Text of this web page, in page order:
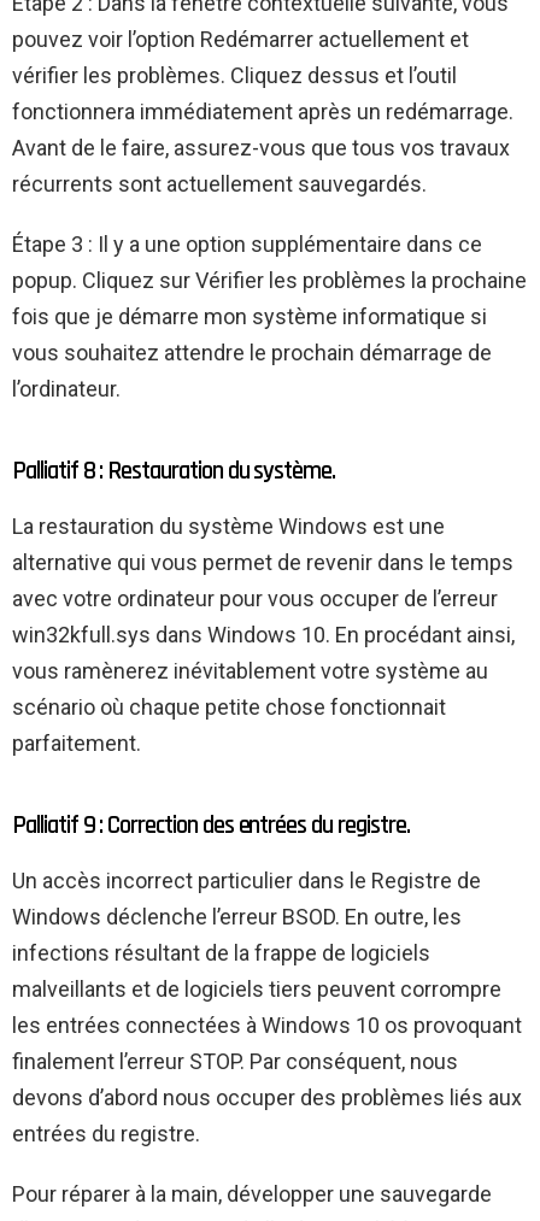
pouvez voir l’option Redémarrer actuellement et
vérifier les problèmes. Cliquez dessus et l’outil
fonctionnera immédiatement après un redémarrage.
Avant de le faire, assurez-vous que tous vos travaux
récurrents sont actuellement sauvegardés.
Étape 3 : Il y a une option supplémentaire dans ce
popup. Cliquez sur Vérifier les problèmes la prochaine
fois que je démarre mon système informatique si
vous souhaitez attendre le prochain démarrage de
l’ordinateur.
Palliatif 8 : Restauration du système.
La restauration du système Windows est une
alternative qui vous permet de revenir dans le temps
avec votre ordinateur pour vous occuper de l’erreur
win32kfull.sys dans Windows 10. En procédant ainsi,
vous ramènerez inévitablement votre système au
scénario où chaque petite chose fonctionnait
parfaitement.
Palliatif 9 : Correction des entrées du registre.
Un accès incorrect particulier dans le Registre de
Windows déclenche l’erreur BSOD. En outre, les
infections résultant de la frappe de logiciels
malveillants et de logiciels tiers peuvent corrompre
les entrées connectées à Windows 10 os provoquant
finalement l’erreur STOP. Par conséquent, nous
devons d’abord nous occuper des problèmes liés aux
entrées du registre.
Pour réparer à la main, développer une sauvegarde